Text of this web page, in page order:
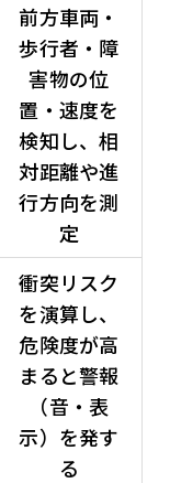
前方車両・
歩行者・障
害物の位
置・速度を
検知し、相
対距離や進
行方向を測
定
衝突リスク
を演算し、
危険度が高
まると警報
（音・表
示）を発す
る